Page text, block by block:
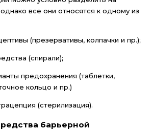
все они относятся к одному из
(презервативы, колпачки и пр.);
(спирали);
предохранения (таблетки,
кольцо и пр.)
(стерилизация).
барьерной